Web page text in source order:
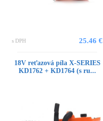
s DPH 25.46 €
18V reťazová píla X-SERIES
KD1762 + KD1764 (s ru...